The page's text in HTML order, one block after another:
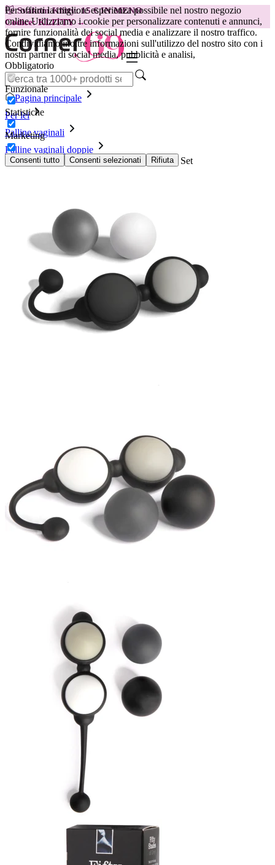
Per offrirti la migliore esperienza possibile nel nostro negozio
online.Utilizziamo i cookie per personalizzare contenuti e annunci,
fornire funzionalità dei social media e analizzare il nostro traffico.
Condividiamo inoltre informazioni sull'utilizzo del nostro sito con i
nostri partner di social media, pubblicità e analisi,
Obbligatorio
Funzionale
Statistiche
Marketing
Consenti tutto Consenti selezionati Rifiuta
😽Svakom Klitty: 15 € IN MENO
Codice: KLITTY →
Pagina principale
Per lei
Palline vaginali
Palline vaginali doppie
Cinquanta Sfumature di Grigio - Kegel Balls Set